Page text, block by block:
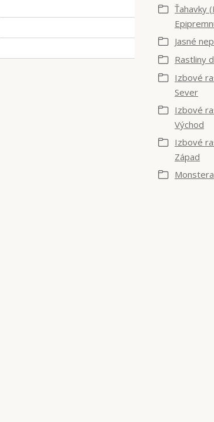
Ťahavky
Jasné
Rastliny
Izbové
Sever
Izbové
Východ
Izbové
Západ
Monstera